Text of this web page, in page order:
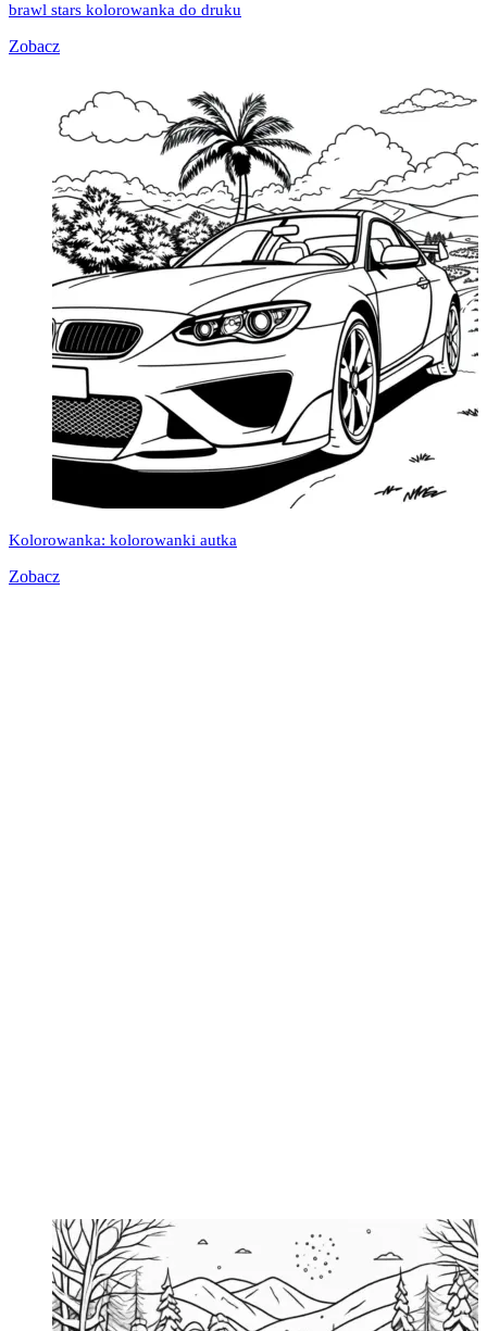
brawl stars kolorowanka do druku
Zobacz
Kolorowanka: kolorowanki autka
Zobacz